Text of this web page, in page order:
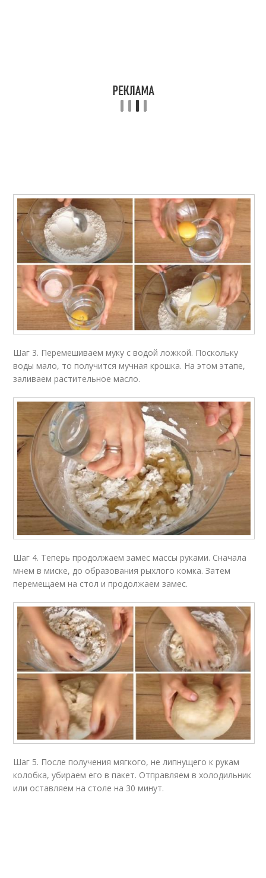
Шаг 3. Перемешиваем муку с водой ложкой. Поскольку
воды мало, то получится мучная крошка. На этом этапе,
заливаем растительное масло.
Шаг 4. Теперь продолжаем замес массы руками. Сначала
мнем в миске, до образования рыхлого комка. Затем
перемещаем на стол и продолжаем замес.
Шаг 5. После получения мягкого, не липнущего к рукам
колобка, убираем его в пакет. Отправляем в холодильник
или оставляем на столе на 30 минут.